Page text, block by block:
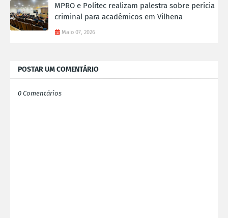
MPRO e Politec realizam palestra sobre perícia
criminal para acadêmicos em Vilhena
Maio 07, 2026
POSTAR UM COMENTÁRIO
0 Comentários